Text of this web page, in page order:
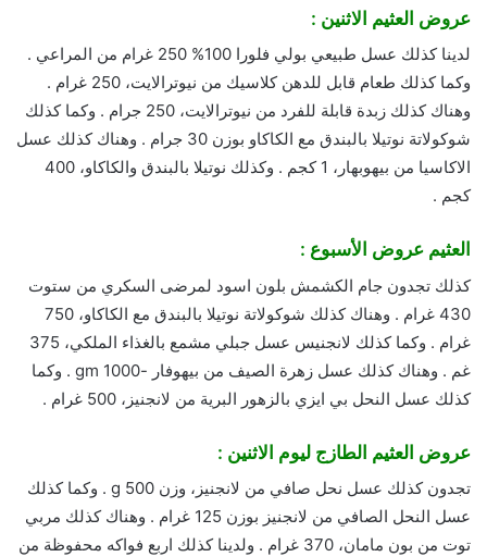
عروض العثيم الاثنين :
لدينا كذلك عسل طبيعي بولي فلورا 100% 250 غرام من المراعي .
وكما كذلك طعام قابل للدهن كلاسيك من نيوترالايت، 250 غرام .
وهناك كذلك زبدة قابلة للفرد من نيوترالايت، 250 جرام . وكما كذلك
شوكولاتة نوتيلا بالبندق مع الكاكاو بوزن 30 جرام . وهناك كذلك عسل
الاكاسيا من بيهوبهار، 1 كجم . وكذلك نوتيلا بالبندق والكاكاو، 400
كجم .
العثيم عروض الأسبوع :
كذلك تجدون جام الكشمش بلون اسود لمرضى السكري من ستوت
430 غرام . وهناك كذلك شوكولاتة نوتيلا بالبندق مع الكاكاو، 750
غرام . وكما كذلك لانجنيس عسل جبلي مشمع بالغذاء الملكي، 375
غم . وهناك كذلك عسل زهرة الصيف من بيهوفار -1000 gm . وكما
كذلك عسل النحل بي ايزي بالزهور البرية من لانجنيز، 500 غرام .
عروض العثيم الطازج ليوم الاثنين :
تجدون كذلك عسل نحل صافي من لانجنيز، وزن 500 g . وكما كذلك
عسل النحل الصافي من لانجنيز بوزن 125 غرام . وهناك كذلك مربي
توت من بون مامان، 370 غرام . ولدينا كذلك اربع فواكه محفوظة من